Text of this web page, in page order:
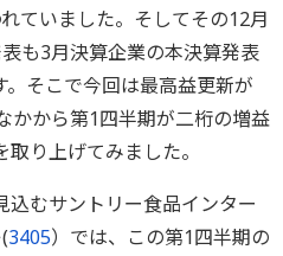
ていました。そしてその12月
も3月決算企業の本決算発表
そこで今回は最高益更新が
かから第1四半期が二桁の増益
り上げてみました。
むサントリー食品インター
3405）では、この第1四半期の